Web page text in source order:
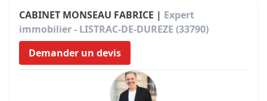
CABINET MONSEAU FABRICE | Expert
immobilier - LISTRAC-DE-DUREZE (33790)
Demander un devis